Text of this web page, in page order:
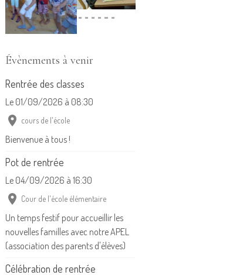
Évènements à venir
Rentrée des classes
Le 01/09/2026
cours de l'école
Bienvenue à tous !
Pot de rentrée
Le 04/09/2026
Cour de l'école élémentaire
Un temps festif pour accueillir les
nouvelles familles avec notre APEL
(association des parents d'élèves)
Célébration de rentrée
Le 11/09/2026 à 10:00